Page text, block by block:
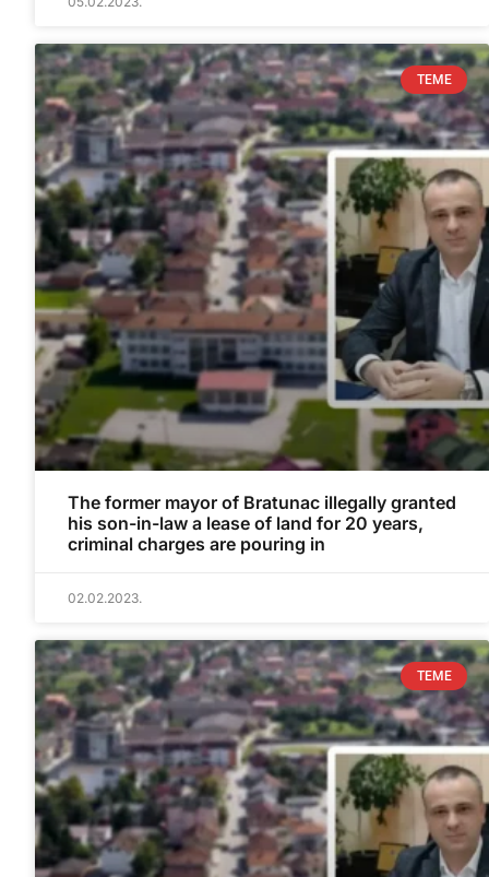
TEME
The former mayor of Bratunac illegally granted
his son-in-law a lease of land for 20 years,
criminal charges are pouring in
02.02.2023.
TEME